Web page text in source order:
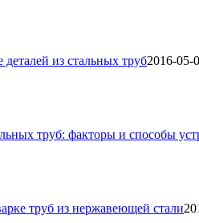
из стальных труб2016-05-
труб: факторы и способы
труб из нержавеющей стали